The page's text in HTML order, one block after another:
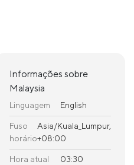
Informações sobre
Malaysia
Linguagem English
Fuso
horário
Asia/Kuala_Lumpur,
+08:00
Hora atual 03:30